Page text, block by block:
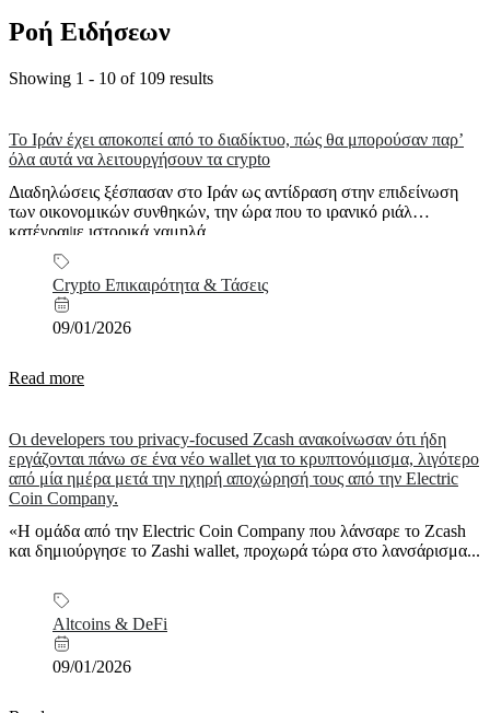
Ροή Ειδήσεων
Showing 1 - 10 of 109 results
Το Ιράν έχει αποκοπεί από το διαδίκτυο, πώς θα μπορούσαν παρ’
όλα αυτά να λειτουργήσουν τα crypto
Διαδηλώσεις ξέσπασαν στο Ιράν ως αντίδραση στην επιδείνωση
των οικονομικών συνθηκών, την ώρα που το ιρανικό ριάλ
κατέγραψε ιστορικά χαμηλά...
Crypto Επικαιρότητα & Τάσεις
09/01/2026
Read more
Οι developers του privacy-focused Zcash ανακοίνωσαν ότι ήδη
εργάζονται πάνω σε ένα νέο wallet για το κρυπτονόμισμα, λιγότερο
από μία ημέρα μετά την ηχηρή αποχώρησή τους από την Electric
Coin Company.
«Η ομάδα από την Electric Coin Company που λάνσαρε το Zcash
και δημιούργησε το Zashi wallet, προχωρά τώρα στο λανσάρισμα...
Altcoins & DeFi
09/01/2026